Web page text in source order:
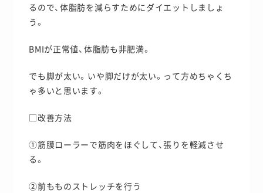
るので、体脂肪を減らすためにダイエットしましょ
う。
BMIが正常値、体脂肪も非肥満。
でも脚が太い。いや脚だけが太い。って方めちゃくち
ゃ多いと思います。
□改善方法
①筋膜ローラーで筋肉をほぐして、張りを軽減させ
る。
②前もものストレッチを行う